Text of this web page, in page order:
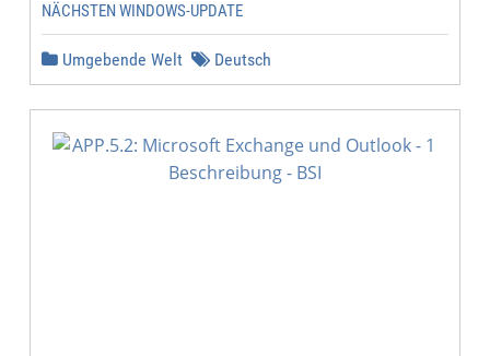
NÄCHSTEN WINDOWS-UPDATE
Umgebende Welt Deutsch